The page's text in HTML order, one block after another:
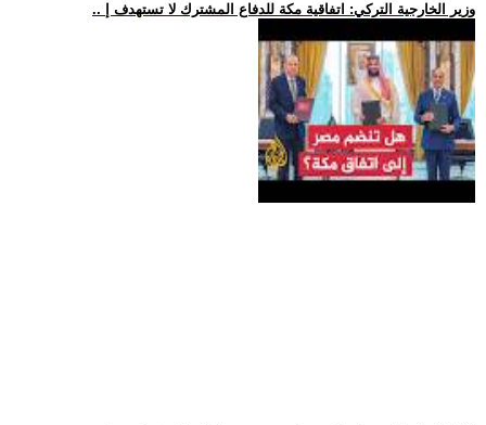
.. وزير الخارجية التركي: اتفاقية مكة للدفاع المشترك لا تستهدف إ